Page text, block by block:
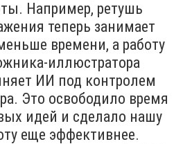
Например, ретушь
теперь занимает
времени, а работу
иллюстратора
ИИ под контролем
Это освободило время
идей и сделало нашу
еще эффективнее.